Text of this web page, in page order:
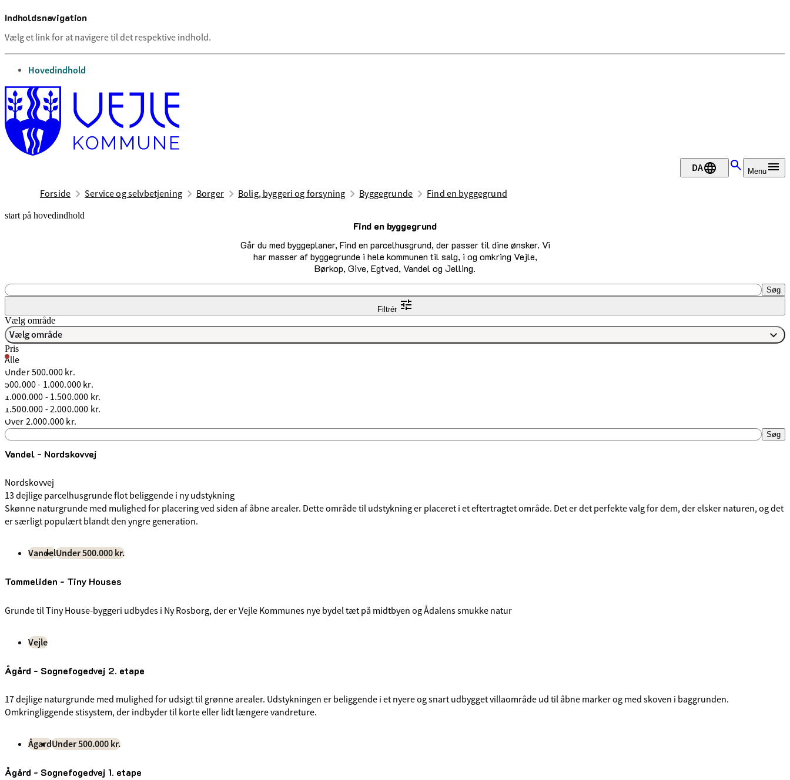
Indholdsnavigation
Vælg et link for at navigere til det respektive indhold.
gå til
Hovedindhold
DA Menu
Forside Service og selvbetjening Borger Bolig, byggeri og forsyning Byggegrunde Find en byggegrund
start på hovedindhold
Find en byggegrund
Går du med byggeplaner, Find en parcelhusgrund, der passer til dine ønsker. Vi
har masser af byggegrunde i hele kommunen til salg, i og omkring Vejle,
Børkop, Give, Egtved, Vandel og Jelling.
senest opdateret 5. maj 2026
Søgefelt Søg
Filtrér
Vælg område
Vælg område
Pris
Alle
Under 500.000 kr.
500.000 - 1.000.000 kr.
1.000.000 - 1.500.000 kr.
1.500.000 - 2.000.000 kr.
Over 2.000.000 kr.
Søgefelt Søg
Vandel - Nordskovvej
Nordskovvej
13 dejlige parcelhusgrunde flot beliggende i ny udstykning
Skønne naturgrunde med mulighed for placering ved siden af åbne arealer. Dette område til udstykning er placeret i et eftertragtet område. Det er det perfekte valg for dem, der elsker naturen, og det
er særligt populært blandt den yngre generation.
VandelUnder 500.000 kr.
Tommeliden - Tiny Houses
Grunde til Tiny House-byggeri udbydes i Ny Rosborg, der er Vejle Kommunes nye bydel tæt på midtbyen og Ådalens smukke natur
Vejle
Ågård - Sognefogedvej 2. etape
17 dejlige naturgrunde med mulighed for udsigt til grønne arealer. Udstykningen er beliggende i et nyere og snart udbygget villaområde ud til åbne marker og med skoven i baggrunden.
Omkringliggende stisystem, der indbyder til korte eller lidt længere vandreture.
ÅgardUnder 500.000 kr.
Ågård - Sognefogedvej 1. etape